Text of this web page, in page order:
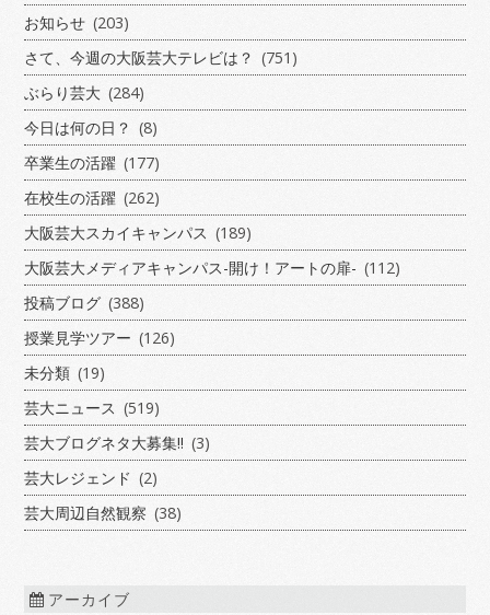
お知らせ (203)
さて、今週の大阪芸大テレビは？ (751)
ぶらり芸大 (284)
今日は何の日？ (8)
卒業生の活躍 (177)
在校生の活躍 (262)
大阪芸大スカイキャンパス (189)
大阪芸大メディアキャンパス-開け！アートの扉- (112)
投稿ブログ (388)
授業見学ツアー (126)
未分類 (19)
芸大ニュース (519)
芸大ブログネタ大募集!! (3)
芸大レジェンド (2)
芸大周辺自然観察 (38)
アーカイブ